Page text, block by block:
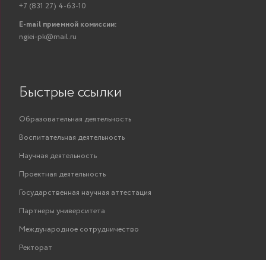
+7 (831 27) 4-63-10
E-mail приемной комиссии:
ngiei-pk@mail.ru
Быстрые ссылки
Образовательная деятельность
Воспитательная деятельность
Научная деятельность
Проектная деятельность
Государственная научная аттестация
Партнеры университета
Международное сотрудничество
Ректорат